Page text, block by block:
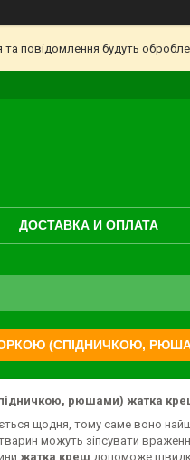
повідомлення будуть
ДОСТАВКА И ОПЛАТА
(СПІДНИЧКОЮ,
рюшами) жатка
щодня, тому саме воно
можуть зіпсувати
жатка креш допоможе